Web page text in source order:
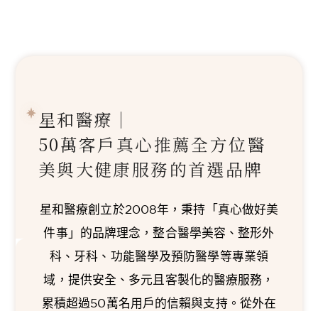
星和醫療｜
50萬客戶真心推薦全方位醫
美與大健康服務的首選品牌
星和醫療創立於2008年，秉持「真心做好美
件事」的品牌理念，整合醫學美容、整形外
科、牙科、功能醫學及預防醫學等專業領
域，提供安全、多元且客製化的醫療服務，
累積超過50萬名用戶的信賴與支持。從外在